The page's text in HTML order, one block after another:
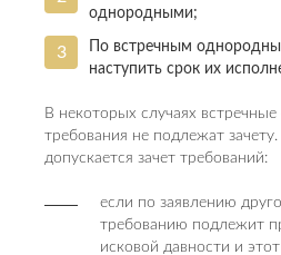
однородными;
По встречным
наступить срок их
В некоторых случаях
требования не подлежат
допускается зачет требований:
если по заявлению
требованию подлежит
исковой давности и